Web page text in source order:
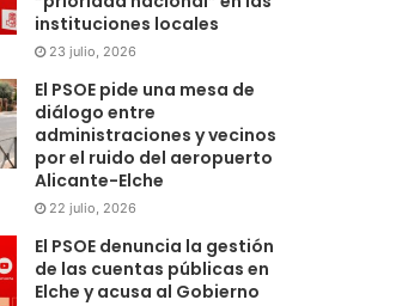
instituciones locales
23 julio, 2026
El PSOE pide una mesa de
diálogo entre
administraciones y vecinos
por el ruido del aeropuerto
Alicante-Elche
22 julio, 2026
El PSOE denuncia la gestión
de las cuentas públicas en
Elche y acusa al Gobierno